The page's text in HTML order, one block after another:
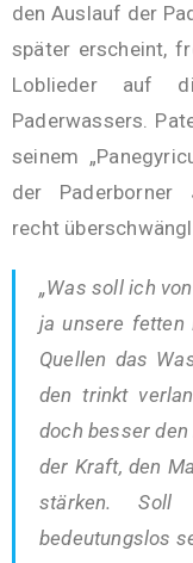
den Auslauf der
später erscheint,
Loblieder auf
Paderwassers.
seinem
der Paderborner
recht
„Was soll ich
ja unsere fetten
Quellen das
den trinkt
doch besser
der Kraft, den
stärken.
bedeutungslos